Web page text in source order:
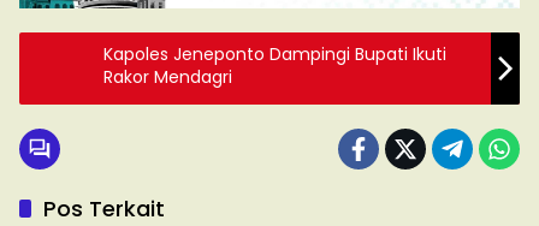
Kapoles Jeneponto Dampingi Bupati Ikuti
Rakor Mendagri
Pos Terkait